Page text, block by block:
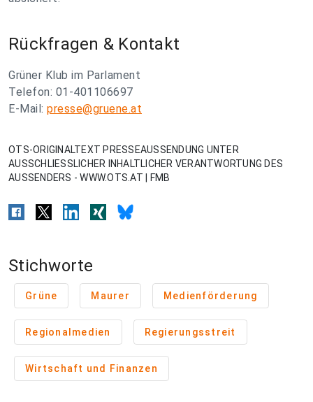
Rückfragen & Kontakt
Grüner Klub im Parlament
Telefon: 01-401106697
E-Mail: presse@gruene.at
OTS-ORIGINALTEXT PRESSEAUSSENDUNG UNTER
AUSSCHLIESSLICHER INHALTLICHER VERANTWORTUNG DES
AUSSENDERS - WWW.OTS.AT | FMB
Stichworte
Grüne Maurer Medienförderung
Regionalmedien Regierungsstreit
Wirtschaft und Finanzen